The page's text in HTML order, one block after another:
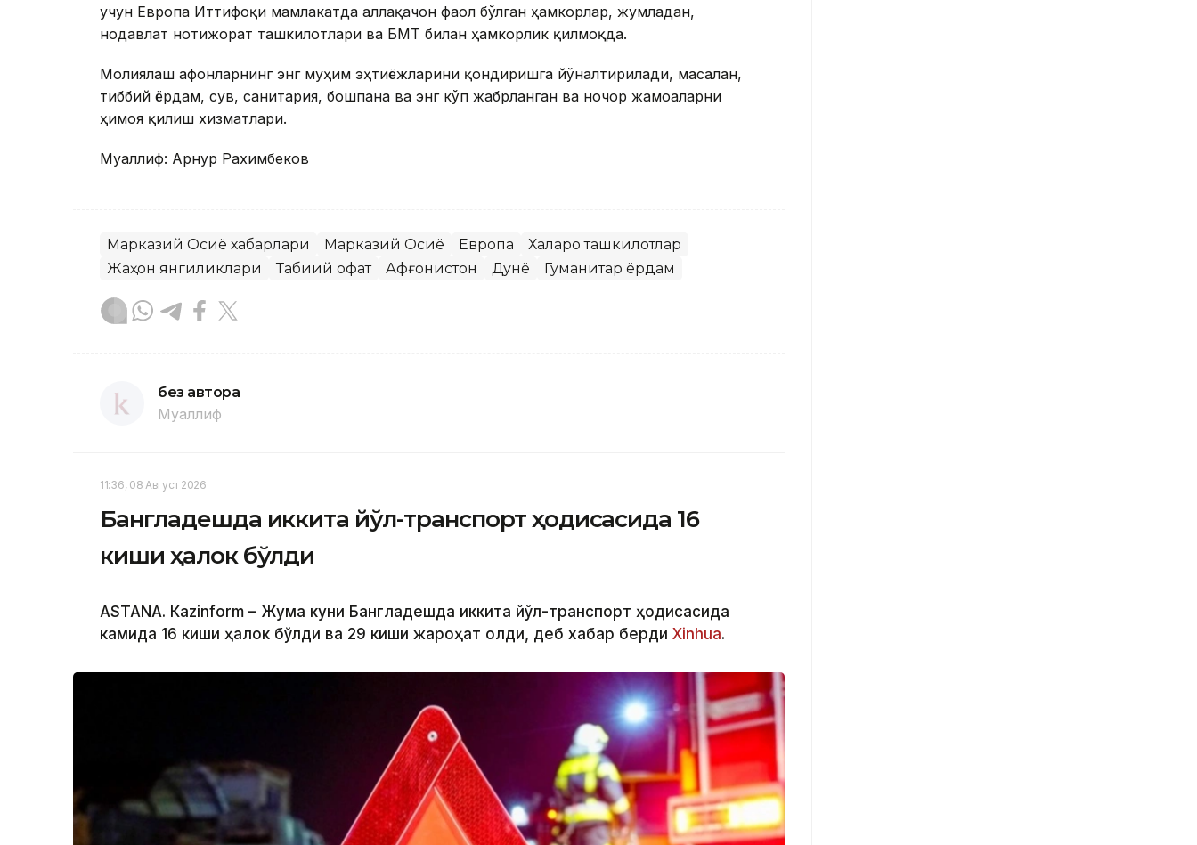
учун Европа Иттифоқи мамлакатда аллақачон фаол бўлган ҳамкорлар, жумладан,
нодавлат нотижорат ташкилотлари ва БМТ билан ҳамкорлик қилмоқда.
Молиялаш афғонларнинг энг муҳим эҳтиёжларини қондиришга йўналтирилади, масалан,
тиббий ёрдам, сув, санитария, бошпана ва энг кўп жабрланган ва ночор жамоаларни
ҳимоя қилиш хизматлари.
Муаллиф: Арнур Рахимбеков
Марказий Осиё хабарлари Марказий Осиё Европа
Халқаро ташкилотлар
Жаҳон янгиликлари
Табиий офат Афғонистон Дунё Гуманитар ёрдам
без автора
Муаллиф
11:36, 08 Август 2026
Бангладешда иккита йўл-транспорт ҳодисасида 16
киши ҳалок бўлди
ASTANА. Кazinform – Жума куни Бангладешда иккита йўл-транспорт ҳодисасида
камида 16 киши ҳалок бўлди ва 29 киши жароҳат олди, деб хабар берди Xinhua.